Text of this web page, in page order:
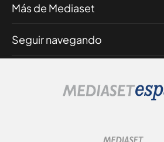
Más de Mediaset
Seguir navegando